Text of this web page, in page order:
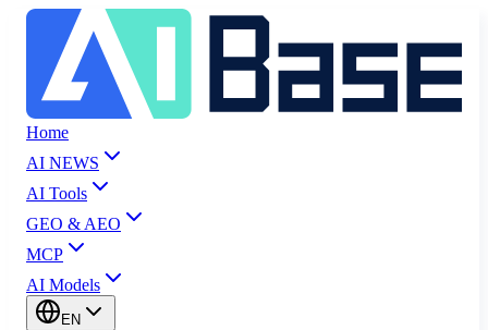
Home
AI NEWS
AI Tools
GEO & AEO
MCP
AI Models
EN